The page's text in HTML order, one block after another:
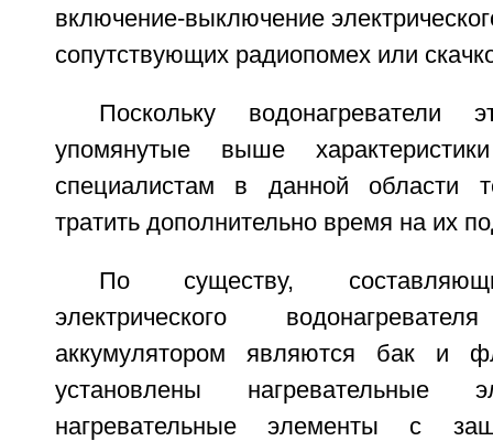
включение-выключение
сопутствующих радиопомех или
Поскольку
упомянутые выше
специалистам в данной области
тратить дополнительно время на их
По существу,
электрического
аккумулятором являются бак и
установлены нагревательные
нагревательные элементы с